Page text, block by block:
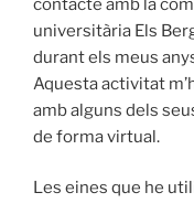
universitària Els
durant els meus
Aquesta activitat
amb alguns dels
de forma virtual.
Les eines que he